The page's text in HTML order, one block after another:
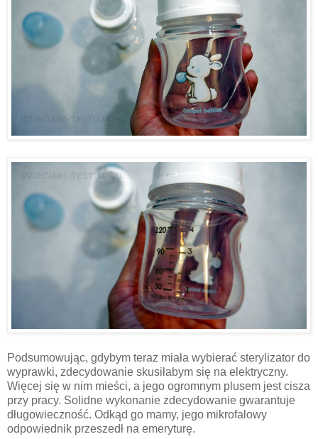
Podsumowując, gdybym teraz miała wybierać sterylizator do
wyprawki, zdecydowanie skusiłabym się na elektryczny.
Więcej się w nim mieści, a jego ogromnym plusem jest cisza
przy pracy. Solidne wykonanie zdecydowanie gwarantuje
długowieczność. Odkąd go mamy, jego mikrofalowy
odpowiednik przeszedł na emeryturę.